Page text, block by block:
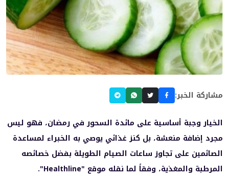
مشاركة الخبر:
الخيار وجبة أساسية على مائدة السحور في رمضان، فهو ليس
مجرد إضافة منعشة، بل كنز غذائي يوصي به الخبراء لمساعدة
الصائمين على تجاوز ساعات الصيام الطويلة بفضل خصائصه
المرطبة والمغذية، وفقاً لما نقله موقع "Healthline".